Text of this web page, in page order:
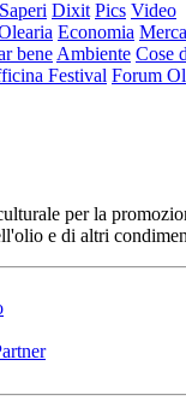
Saperi Dixit Pics Video
Economia
bene Ambiente Cose
Festival Forum
per la
e di altri